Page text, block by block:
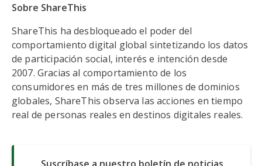
Sobre ShareThis
ShareThis ha desbloqueado el poder del
comportamiento digital global sintetizando los datos
de participación social, interés e intención desde
2007. Gracias al comportamiento de los
consumidores en más de tres millones de dominios
globales, ShareThis observa las acciones en tiempo
real de personas reales en destinos digitales reales.